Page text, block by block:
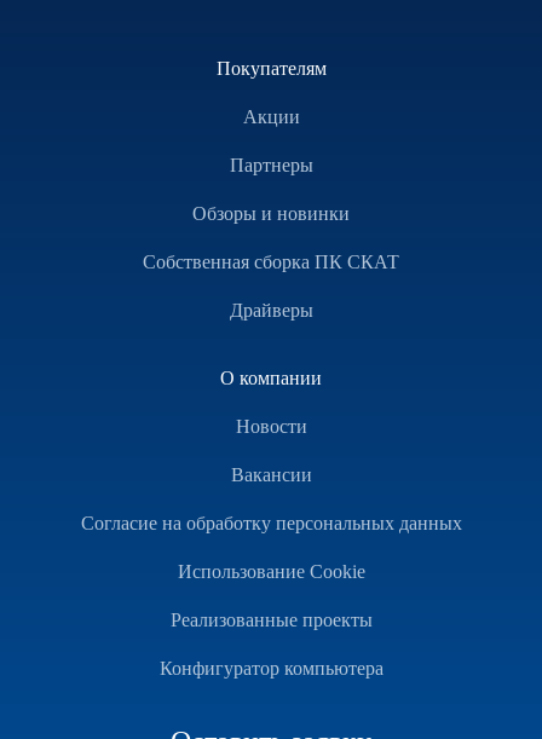
Покупателям
Акции
Партнеры
Обзоры и новинки
Собственная сборка ПК СКАТ
Драйверы
О компании
Новости
Вакансии
Согласие на обработку персональных данных
Использование Cookie
Реализованные проекты
Конфигуратор компьютера